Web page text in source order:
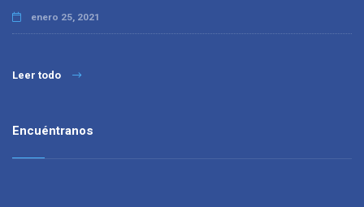
enero 25, 2021
Leer todo
Encuéntranos